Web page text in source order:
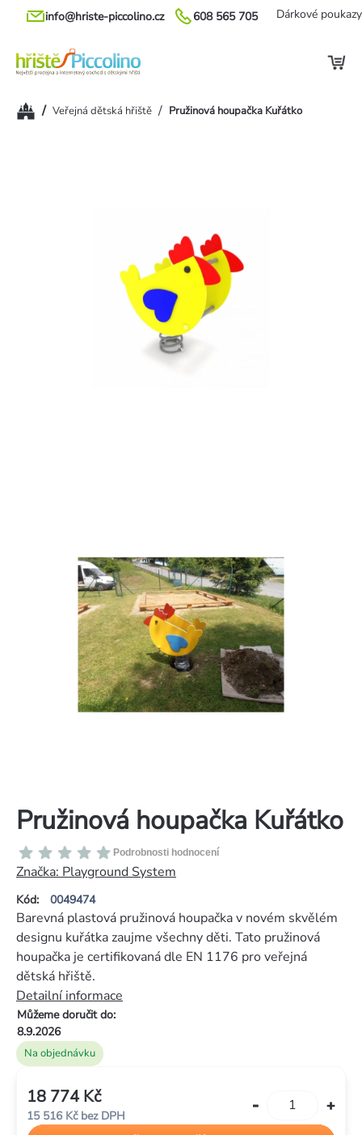
Přejít
608 565 705
info@hriste-piccolino.cz Dárkové poukazy
Domů/ Veřejná dětská hřiště / Pružinová houpačka Kuřátko
Pružinová houpačka Kuřátko
Kód: 0049474
Průměrné
hodnocení
produktu
je
0,0
z
5
hvězdiček.
Podrobnosti hodnocení
Značka: Playground System
Na objednávku
Můžeme doručit do:
8.9.2026
Barevná plastová pružinová houpačka v novém skvělém
designu kuřátka zaujme všechny děti. Tato pružinová
houpačka je certifikovaná dle EN 1176 pro veřejná
dětská hřiště.
Detailní informace
18 774 Kč
15 516 Kč bez DPH
cena: